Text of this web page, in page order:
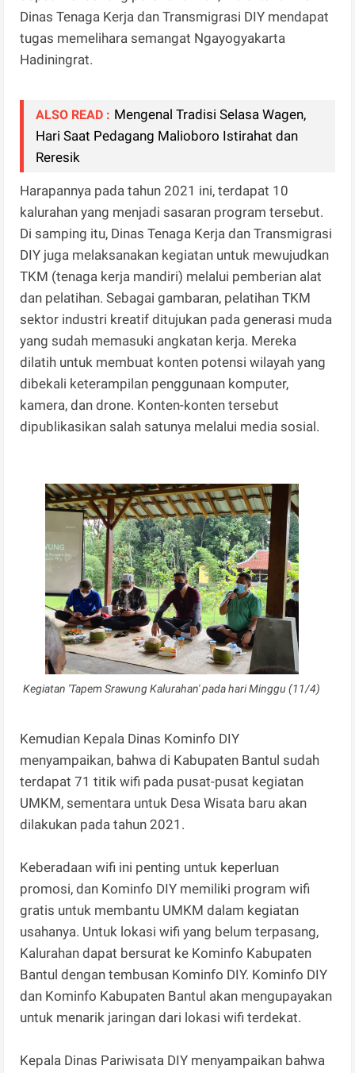
Dinas Tenaga Kerja dan Transmigrasi DIY mendapat
tugas memelihara semangat Ngayogyakarta
Hadiningrat.
ALSO READ : Mengenal Tradisi Selasa Wagen,
Hari Saat Pedagang Malioboro Istirahat dan
Reresik
Harapannya pada tahun 2021 ini, terdapat 10
kalurahan yang menjadi sasaran program tersebut.
Di samping itu, Dinas Tenaga Kerja dan Transmigrasi
DIY juga melaksanakan kegiatan untuk mewujudkan
TKM (tenaga kerja mandiri) melalui pemberian alat
dan pelatihan. Sebagai gambaran, pelatihan TKM
sektor industri kreatif ditujukan pada generasi muda
yang sudah memasuki angkatan kerja. Mereka
dilatih untuk membuat konten potensi wilayah yang
dibekali keterampilan penggunaan komputer,
kamera, dan drone. Konten-konten tersebut
dipublikasikan salah satunya melalui media sosial.
Kegiatan 'Tapem Srawung Kalurahan' pada hari Minggu (11/4)
Kemudian Kepala Dinas Kominfo DIY
menyampaikan, bahwa di Kabupaten Bantul sudah
terdapat 71 titik wifi pada pusat-pusat kegiatan
UMKM, sementara untuk Desa Wisata baru akan
dilakukan pada tahun 2021.
Keberadaan wifi ini penting untuk keperluan
promosi, dan Kominfo DIY memiliki program wifi
gratis untuk membantu UMKM dalam kegiatan
usahanya. Untuk lokasi wifi yang belum terpasang,
Kalurahan dapat bersurat ke Kominfo Kabupaten
Bantul dengan tembusan Kominfo DIY. Kominfo DIY
dan Kominfo Kabupaten Bantul akan mengupayakan
untuk menarik jaringan dari lokasi wifi terdekat.
Kepala Dinas Pariwisata DIY menyampaikan bahwa